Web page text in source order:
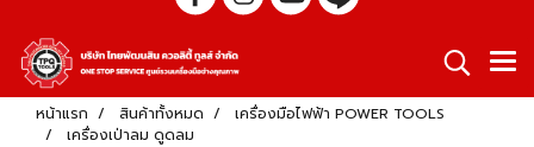
หน้าแรก สินค้าทั้งหมด
เครื่องมือไฟฟ้า POWER TOOLS
เครื่องเป่าลม ดูดลม